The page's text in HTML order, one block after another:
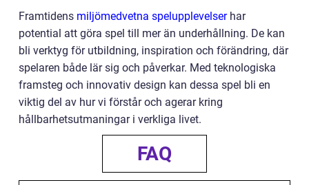
Framtidens miljömedvetna spelupplevelserhar
potential att göra spel till mer än underhållning. De kan
bli verktyg för utbildning, inspiration och förändring, där
spelaren både lär sig och påverkar. Med teknologiska
framsteg och innovativ design kan dessa spel bli en
viktig del av hur vi förstår och agerar kring
hållbarhetsutmaningar i verkliga livet.
FAQ